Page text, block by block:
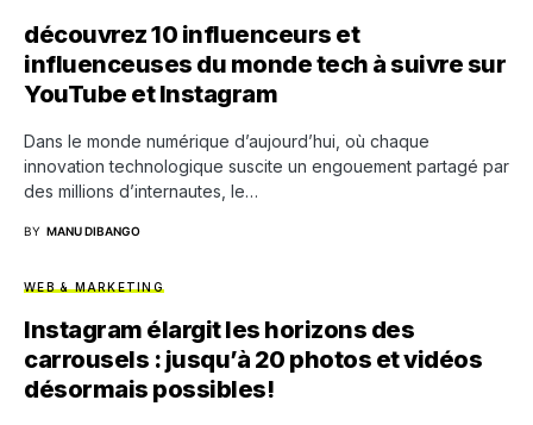
découvrez 10 influenceurs et
influenceuses du monde tech à suivre sur
YouTube et Instagram
Dans le monde numérique d’aujourd’hui, où chaque
innovation technologique suscite un engouement partagé par
des millions d’internautes, le…
BY MANU DIBANGO
WEB & MARKETING
Instagram élargit les horizons des
carrousels : jusqu’à 20 photos et vidéos
désormais possibles!